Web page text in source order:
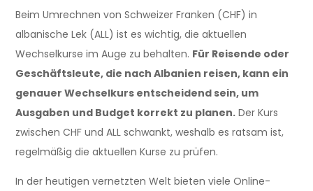
Beim Umrechnen von Schweizer Franken (CHF) in
albanische Lek (ALL) ist es wichtig, die aktuellen
Wechselkurse im Auge zu behalten. Für Reisende oder
Geschäftsleute, die nach Albanien reisen, kann ein
genauer Wechselkurs entscheidend sein, um
Ausgaben und Budget korrekt zu planen. Der Kurs
zwischen CHF und ALL schwankt, weshalb es ratsam ist,
regelmäßig die aktuellen Kurse zu prüfen.
In der heutigen vernetzten Welt bieten viele Online-